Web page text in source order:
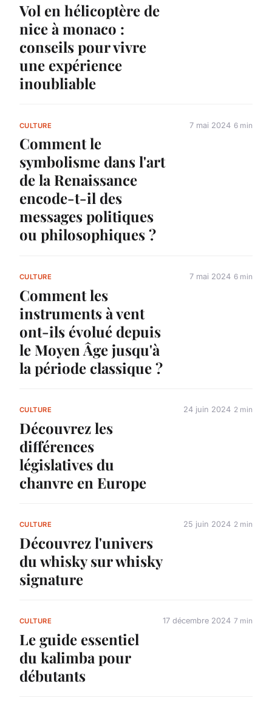
Vol en hélicoptère de
nice à monaco :
conseils pour vivre
une expérience
inoubliable
CULTURE
Comment le
symbolisme dans l'art
de la Renaissance
encode-t-il des
messages politiques
ou philosophiques ?
7 mai 2024 6 min
CULTURE
Comment les
instruments à vent
ont-ils évolué depuis
le Moyen Âge jusqu'à
la période classique ?
7 mai 2024 6 min
CULTURE
Découvrez les
différences
législatives du
chanvre en Europe
24 juin 2024 2 min
CULTURE
Découvrez l'univers
du whisky sur whisky
signature
25 juin 2024 2 min
CULTURE
Le guide essentiel
du kalimba pour
débutants
17 décembre 2024 7 min